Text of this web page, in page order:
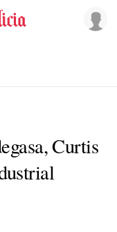
Curtis